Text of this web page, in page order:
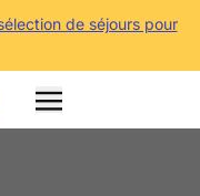
de séjours pour